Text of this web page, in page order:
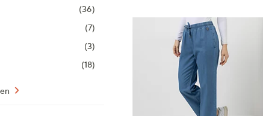
(36)
(7)
(3)
(18)